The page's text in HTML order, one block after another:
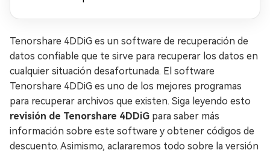
Tenorshare 4DDiG es un software de recuperación de
datos confiable que te sirve para recuperar los datos en
cualquier situación desafortunada. El software
Tenorshare 4DDiG es uno de los mejores programas
para recuperar archivos que existen. Siga leyendo esto
revisión de Tenorshare 4DDiG para saber más
información sobre este software y obtener códigos de
descuento. Asimismo, aclararemos todo sobre la versión